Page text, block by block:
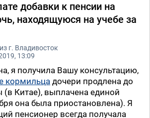
добавки к пенсии на
находящуюся на учебе за
г. Владивосток
13:09
я получила Вашу консультацию,
кормильца дочери продлена до
(в Китае), выплачена единой
она была приостановлена). Я
пенсионер всегда получала